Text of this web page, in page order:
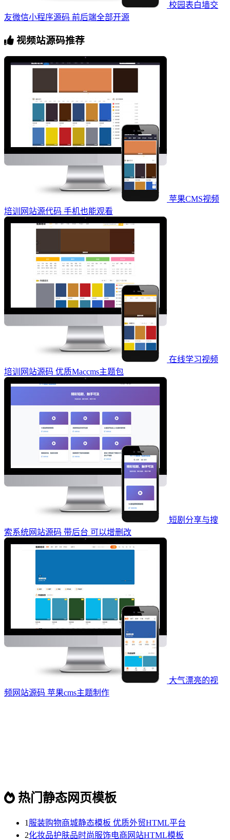
校园表白墙交
友微信小程序源码 前后端全部开源
视频站源码推荐
苹果CMS视频
培训网站源代码 手机也能观看
在线学习视频
培训网站源码 优质Maccms主题包
短剧分享与搜
索系统网站源码 带后台 可以增删改
大气漂亮的视
频网站源码 苹果cms主题制作
热门静态网页模板
1 服装购物商城静态模板 优质外贸HTML平台
2化妆品护肤品时尚服饰电商网站HTML模板